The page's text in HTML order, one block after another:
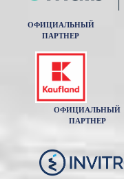
ОФИЦИАЛЬНЫЙ
ПАРТНЕР
ОФИЦИАЛЬНЫЙ
ПАРТНЕР